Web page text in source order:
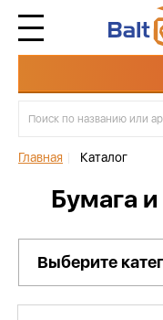
Главная Каталог
Бумага
Выберите